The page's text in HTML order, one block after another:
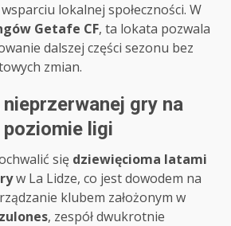
lokalnej społeczności. W
Getafe CF, ta lokata pozwala
dalszej części sezonu bez
zmian.
gry na
ligi
się dziewięcioma latami
w La Lidze, co jest dowodem na
klubem założonym w
, zespół dwukrotnie